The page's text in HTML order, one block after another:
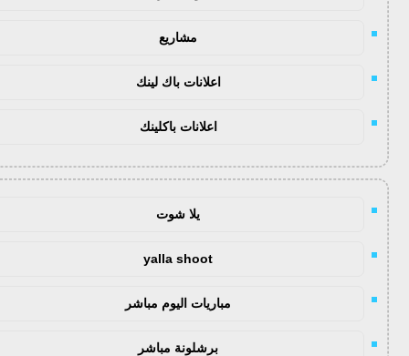
مشاريع
اعلانات باك لينك
اعلانات باكلينك
يلا شوت
yalla shoot
مباريات اليوم مباشر
برشلونة مباشر